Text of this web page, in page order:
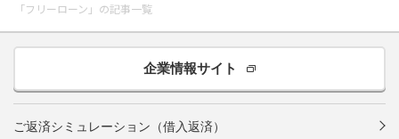
「フリーローン」の記事一覧
企業情報サイト
ご返済シミュレーション（借入返済）